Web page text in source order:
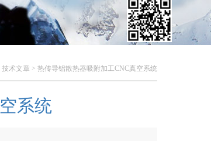
技术文章 > 热传导铝散热器吸附加工CNC真空系统
系统